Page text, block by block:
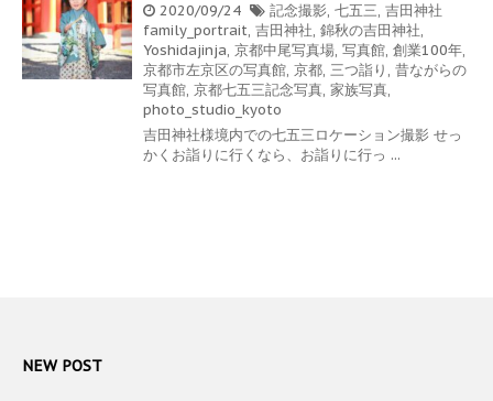
2020/09/24 記念撮影, 七五三, 吉田神社
family_portrait, 吉田神社, 錦秋の吉田神社,
Yoshidajinja, 京都中尾写真場, 写真館, 創業100年,
京都市左京区の写真館, 京都, 三つ詣り , 昔ながらの
写真館, 京都七五三記念写真, 家族写真,
photo_studio_kyoto
吉田神社様境内での七五三ロケーション撮影 せっ
かくお詣りに行くなら、お詣りに行っ ...
NEW POST